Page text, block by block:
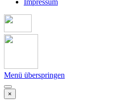
Menü überspringen
×